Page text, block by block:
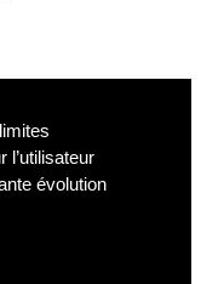
l’utilisateur
évolution